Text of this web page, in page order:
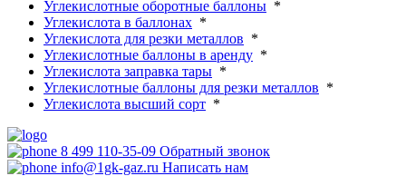
Углекислотные оборотные баллоны *
Углекислота в баллонах *
Углекислота для резки металлов *
Углекислотные баллоны в аренду *
Углекислота заправка тары *
Углекислотные баллоны для резки металлов *
Углекислота высший сорт *
8 499 110-35-09 Обратный звонок
info@1gk-gaz.ru Написать нам